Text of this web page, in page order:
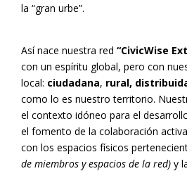
la “gran urbe”.
Así nace nuestra red“CivicWise
con un espíritu global, pero con
local: ciudadana, rural,
como lo es nuestro territorio.
el contexto idóneo para el
el fomento de la colaboración
con los espacios físicos
de miembros y espacios de la red)y